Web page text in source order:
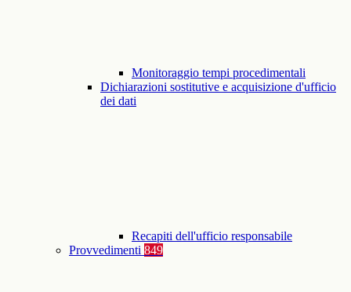
Monitoraggio tempi procedimentali
Dichiarazioni sostitutive e acquisizione d'ufficio
dei dati
Recapiti dell'ufficio responsabile
Provvedimenti 849